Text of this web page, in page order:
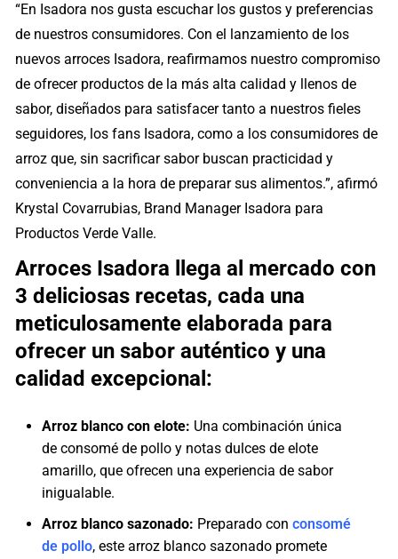
“En Isadora nos gusta escuchar los gustos y preferencias
de nuestros consumidores. Con el lanzamiento de los
nuevos arroces Isadora, reafirmamos nuestro compromiso
de ofrecer productos de la más alta calidad y llenos de
sabor, diseñados para satisfacer tanto a nuestros fieles
seguidores, los fans Isadora, como a los consumidores de
arroz que, sin sacrificar sabor buscan practicidad y
conveniencia a la hora de preparar sus alimentos.”, afirmó
Krystal Covarrubias, Brand Manager Isadora para
Productos Verde Valle.
Arroces Isadora llega al mercado con
3 deliciosas recetas, cada una
meticulosamente elaborada para
ofrecer un sabor auténtico y una
calidad excepcional:
Arroz blanco con elote: Una combinación única
de consomé de pollo y notas dulces de elote
amarillo, que ofrecen una experiencia de sabor
inigualable.
Arroz blanco sazonado: Preparado conconsomé
de pollo, este arroz blanco sazonado promete